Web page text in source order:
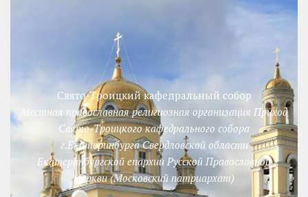
Свято-Троицкий кафедральный собор
Местная православная религиозная организация Приход
Свято-Троицкого кафедрального собора
г.Екатеринбурга Свердловской области
Екатеринбургской епархии Русской Православной
Церкви (Московский патриархат)